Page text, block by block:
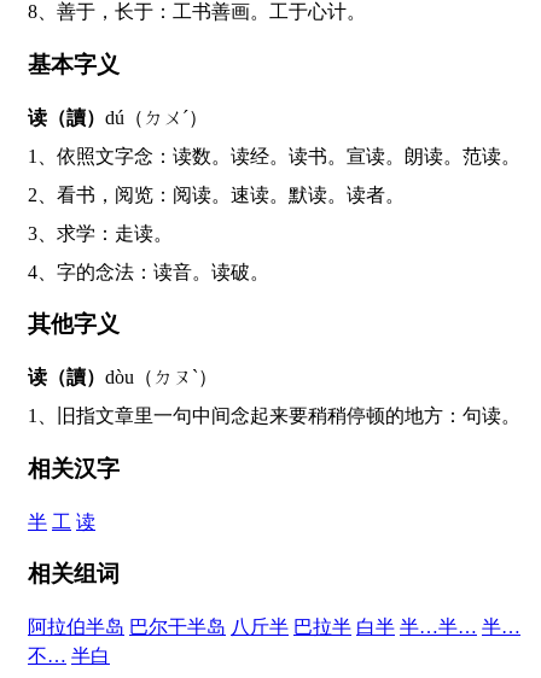
8、善于，长于：工书善画。工于心计。
基本字义
读（讀） dú（ㄉㄨˊ）
1、依照文字念：读数。读经。读书。宣读。朗读。范读。
2、看书，阅览：阅读。速读。默读。读者。
3、求学：走读。
4、字的念法：读音。读破。
其他字义
读（讀） dòu（ㄉㄡˋ）
1、旧指文章里一句中间念起来要稍稍停顿的地方：句读。
相关汉字
半 工 读
相关组词
阿拉伯半岛 巴尔干半岛 八斤半 巴拉半 白半 半…半… 半…
不… 半白